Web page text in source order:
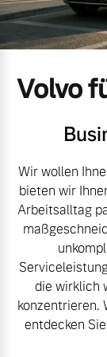
Mild-
Angebot
Volvo
Aktuelle
Aktuelle
Service by
Kontakt
Volvo
Wir wollen
bieten wir
Arbeitsalltag
die wirklich
konzentrieren.
entdecken